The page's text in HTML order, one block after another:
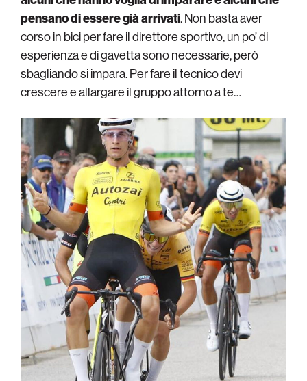
pensano di essere già arrivati. Non basta aver
corso in bici per fare il direttore sportivo, un po’ di
esperienza e di gavetta sono necessarie, però
sbagliando si impara. Per fare il tecnico devi
crescere e allargare il gruppo attorno a te…